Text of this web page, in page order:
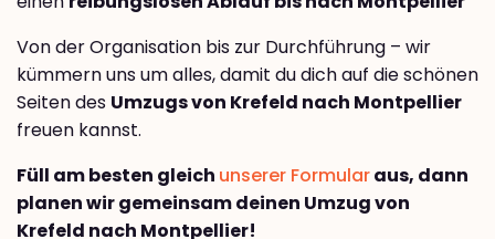
Von der Organisation bis zur Durchführung – wir
kümmern uns um alles, damit du dich auf die schönen
Seiten des Umzugs von Krefeld nach Montpellier
freuen kannst.
Füll am besten gleich unserer Formularaus, dann
planen wir gemeinsam deinen Umzug von
Krefeld nach Montpellier!